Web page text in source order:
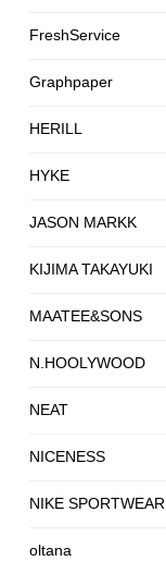
FreshService
Graphpaper
HERILL
HYKE
JASON MARKK
KIJIMA TAKAYUKI
MAATEE&SONS
N.HOOLYWOOD
NEAT
NICENESS
NIKE SPORTWEAR
oltana